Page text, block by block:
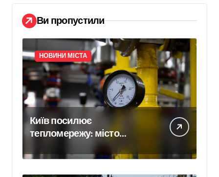
Ви пропустили
НОВИНИ МІСТА
Київ посилює
тепломережу: місто
спільно з Агентством
відновлення